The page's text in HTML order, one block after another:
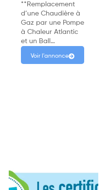
**Remplacement
d’une Chaudière à
Gaz par une Pompe
à Chaleur Atlantic
et un Ball…
Voir l'annonce